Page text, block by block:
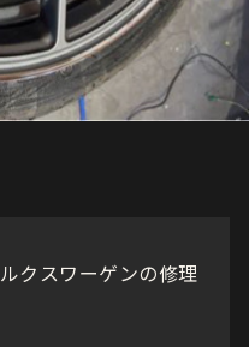
クスワーゲンの修理